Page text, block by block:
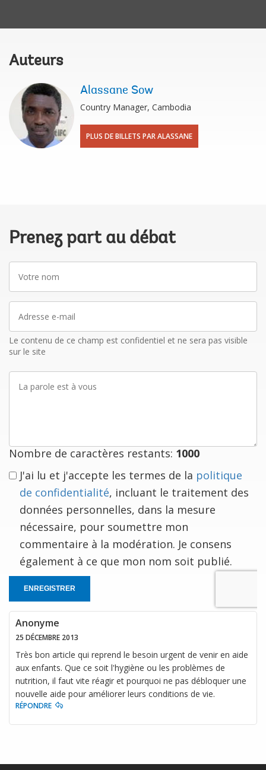
Auteurs
Alassane Sow
Country Manager, Cambodia
PLUS DE BILLETS PAR ALASSANE
Prenez part au débat
nom
mail
Le contenu de ce champ est confidentiel et ne sera pas visible
sur le site
parole
Nombre de caractères restants: 1000
J'ai lu et j'accepte les termes de la politique
de confidentialité, incluant le traitement des
données personnelles, dans la mesure
nécessaire, pour soumettre mon
commentaire à la modération. Je consens
également à ce que mon nom soit publié.
ENREGISTRER
Anonyme
25 DÉCEMBRE 2013
Très bon article qui reprend le besoin urgent de venir en aide
aux enfants. Que ce soit l'hygiène ou les problèmes de
nutrition, il faut vite réagir et pourquoi ne pas débloquer une
nouvelle aide pour améliorer leurs conditions de vie.
RÉPONDRE